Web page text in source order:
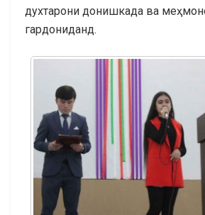
духтарони донишкада ва
гардониданд.